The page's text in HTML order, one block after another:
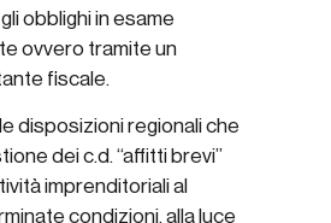
obblighi in esame
ovvero tramite un
fiscale.
disposizioni regionali che
dei c.d. “affitti brevi”
imprenditoriali al
condizioni, alla luce